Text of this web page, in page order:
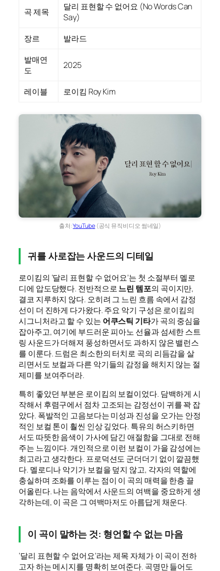
곡 제목
달리 표현할 수 없어요 (No Words Can
Say)
장르
발라드
발매연
도
2025
레이블 로이킴 Roy Kim
출처:YouTube(공식 뮤직비디오 썸네일)
귀를 사로잡는 사운드의 디테일
로이킴의 ‘달리 표현할 수 없어요’는 첫 소절부터 멜로
디에 압도당했다. 전반적으로느린 템포의 곡이지만,
결코 지루하지 않다. 오히려 그 느린 흐름 속에서 감정
선이 더 진하게 다가왔다. 주요 악기 구성은 로이킴의
시그니처라고 할 수 있는 어쿠스틱 기타가 곡의 중심을
잡아주고, 여기에 부드러운 피아노 선율과 섬세한 스트
링 사운드가 더해져 풍성하면서도 과하지 않은 밸런스
를 이룬다. 드럼은 최소한의 터치로 곡의 리듬감을 살
리면서도 보컬과 다른 악기들의 감정을 해치지 않는 절
제미를 보여주더라.
특히 좋았던 부분은 로이킴의 보컬이었다. 담백하게 시
작해서 후렴구에서 점차 고조되는 감정선이 귀를 꽉 잡
았다. 폭발적인 고음보다는 미성과 진성을 오가는 안정
적인 보컬 톤이 훨씬 인상 깊었다. 특유의 허스키하면
서도 따뜻한 음색이 가사에 담긴 애절함을 그대로 전해
주는 느낌이다. 개인적으로 이런 보컬이 가을 감성에는
최고라고 생각한다. 프로덕션도 군더더기 없이 깔끔했
다. 멜로디나 악기가 보컬을 덮지 않고, 각자의 역할에
충실하며 조화를 이루는 점이 이 곡의 매력을 한층 끌
어올린다. 나는 음악에서 사운드의 여백을 중요하게 생
각하는데, 이 곡은 그 여백마저도 아름답게 채운다.
이 곡이 말하는 것: 형언할 수 없는 마음
‘달리 표현할 수 없어요’라는 제목 자체가 이 곡이 전하
고자 하는 메시지를 명확히 보여준다. 곡명만 들어도